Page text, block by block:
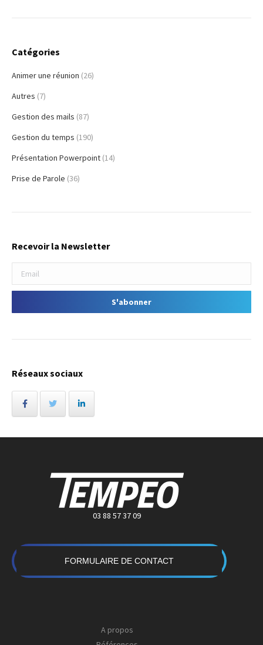
Catégories
Animer une réunion (26)
Autres (7)
Gestion des mails (87)
Gestion du temps (190)
Présentation Powerpoint (14)
Prise de Parole (36)
Recevoir la Newsletter
Réseaux sociaux
03 88 57 37 09
FORMULAIRE DE CONTACT
A propos